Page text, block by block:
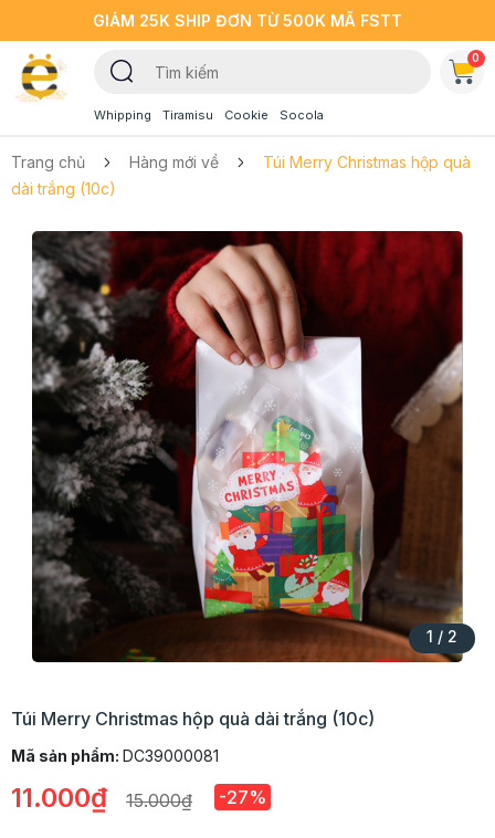
GIẢM 25K SHIP ĐƠN TỪ 500K MÃ FSTT
Whipping Tiramisu Cookie Socola
0
Trang chủ Hàng mới về
Túi Merry Christmas hộp quà
dài trắng (10c)
1 / 2
Túi Merry Christmas hộp quà dài trắng (10c)
Mã sản phẩm: DC39000081
11.000₫ 15.000₫ -27%